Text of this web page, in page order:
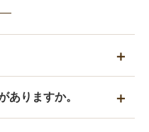
ありますか。